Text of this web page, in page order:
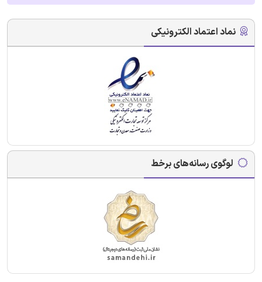
نماد اعتماد الکترونیکی
لوگوی رسانه‌های برخط